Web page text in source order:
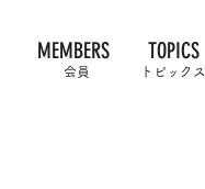
MEMBERS TOPICS
会員 トピックス